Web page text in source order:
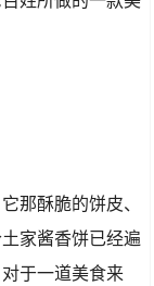
那酥脆的饼皮、
家酱香饼已经遍
于一道美食来